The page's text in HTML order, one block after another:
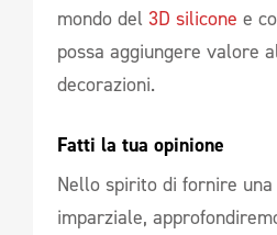
mondo del 3D silicone e
possa aggiungere valore
decorazioni.
Fatti la tua opinione
Nello spirito di fornire
imparziale,